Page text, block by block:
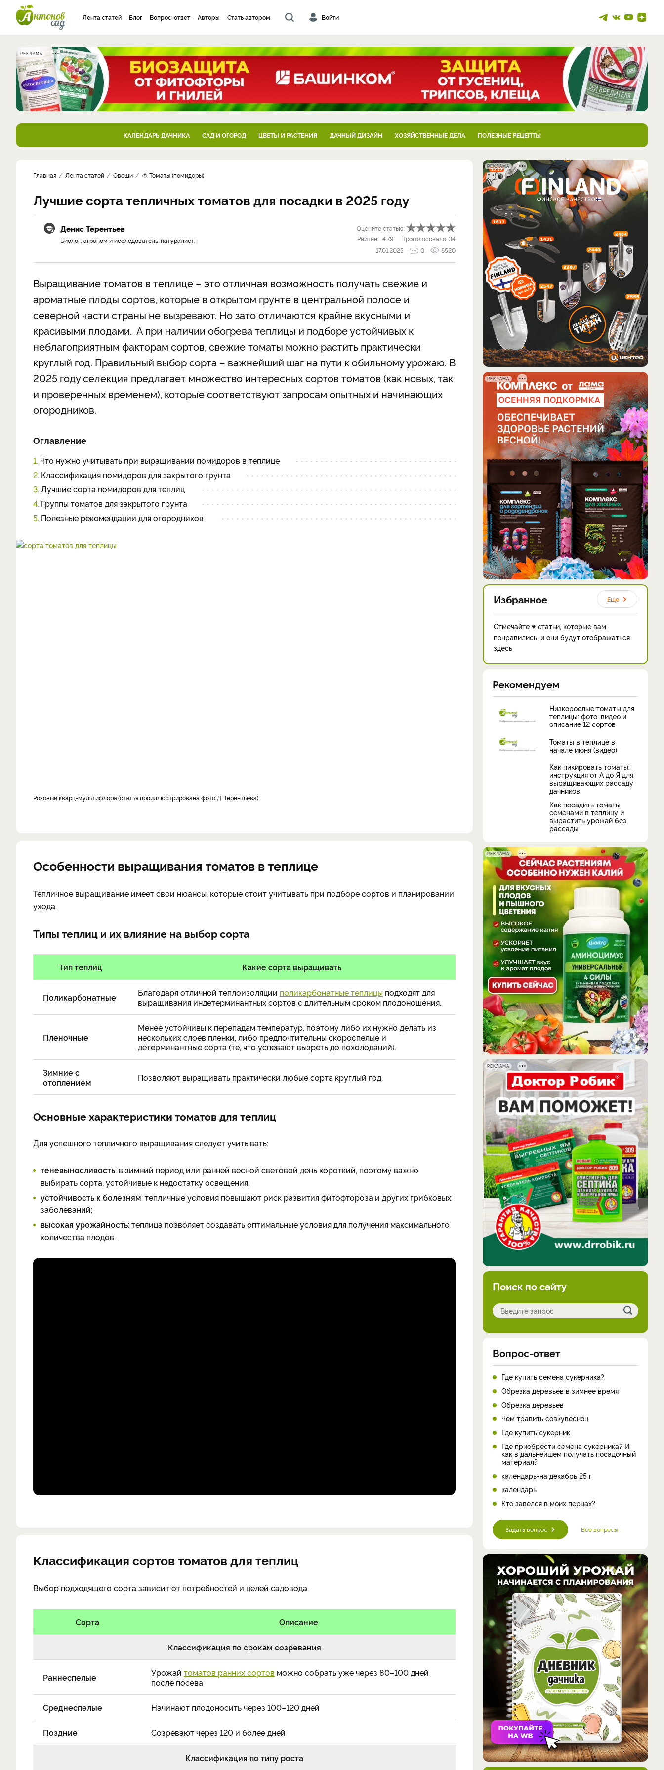
Лента статей Блог Вопрос-ответ Авторы Стать автором Войти
РЕКЛАМА
КАЛЕНДАРЬ ДАЧНИКА САД И ОГОРОД ЦВЕТЫ И РАСТЕНИЯ ДАЧНЫЙ ДИЗАЙН ХОЗЯЙСТВЕННЫЕ ДЕЛА ПОЛЕЗНЫЕ РЕЦЕПТЫ
Главная Лента статей Овощи 🍅 Томаты (помидоры)
Лучшие сорта тепличных томатов для посадки в 2025 году
Денис Терентьев
Биолог, агроном и исследователь-натуралист.
Оцените статью:
Рейтинг:4.79 Проголосовало:34
17.01.2025
0 8520
Выращивание томатов в теплице – это отличная возможность получать свежие и
ароматные плоды сортов, которые в открытом грунте в центральной полосе и
северной части страны не вызревают. Но зато отличаются крайне вкусными и
красивыми плодами. А при наличии обогрева теплицы и подборе устойчивых к
неблагоприятным факторам сортов, свежие томаты можно растить практически
круглый год. Правильный выбор сорта – важнейший шаг на пути к обильному урожаю. В
2025 году селекция предлагает множество интересных сортов томатов (как новых, так
и проверенных временем), которые соответствуют запросам опытных и начинающих
огородников.
Оглавление
1. Что нужно учитывать при выращивании помидоров в теплице
2. Классификация помидоров для закрытого грунта
3. Лучшие сорта помидоров для теплиц
4. Группы томатов для закрытого грунта
5. Полезные рекомендации для огородников
Розовый кварц-мультифлора статья проиллюстрирована фото Д. Терентьева
Особенности выращивания томатов в теплице
Тепличное выращивание имеет свои нюансы, которые стоит учитывать при подборе сортов и планировании
ухода.
Типы теплиц и их влияние на выбор сорта
Тип теплиц Какие сорта выращивать
Поликарбонатные Благодаря отличной теплоизоляции поликарбонатные теплицы подходят для
выращивания индетерминантных сортов с длительным сроком плодоношения.
Пленочные
Менее устойчивы к перепадам температур, поэтому либо их нужно делать из
нескольких слоев пленки, либо предпочтительны скороспелые и
детерминантные сорта (те, что успевают вызреть до похолоданий).
Зимние с
отоплением
Позволяют выращивать практически любые сорта круглый год.
Основные характеристики томатов для теплиц
Для успешного тепличного выращивания следует учитывать:
теневыносливость: в зимний период или ранней весной световой день короткий, поэтому важно
выбирать сорта, устойчивые к недостатку освещения;
устойчивость к болезням: тепличные условия повышают риск развития фитофтороза и других грибковых
заболеваний;
высокая урожайность: теплица позволяет создавать оптимальные условия для получения максимального
количества плодов.
Классификация сортов томатов для теплиц
Выбор подходящего сорта зависит от потребностей и целей садовода.
Сорта Описание
Классификация по срокам созревания
Раннеспелые Урожай томатов ранних сортов можно собрать уже через 80–100 дней
после посева
Среднеспелые Начинают плодоносить через 100–120 дней
Поздние Созревают через 120 и более дней
Классификация по типу роста
РЕКЛАМА
РЕКЛАМА
Избранное Еще
Отмечайте ♥ статьи, которые вам
понравились, и они будут отображаться
здесь
Рекомендуем
Низкорослые томаты для
теплицы: фото, видео и
описание 12 сортов
Томаты в теплице в
начале июня (видео)
Как пикировать томаты:
инструкция от А до Я для
выращивающих рассаду
дачников
Как посадить томаты
семенами в теплицу и
вырастить урожай без
рассады
РЕКЛАМА
РЕКЛАМА
Поиск по сайту
Вопрос-ответ
Где купить семена сукерника?
Обрезка деревьев в зимнее время
Обрезка деревьев
Чем травить совкувесноц
Где купить сукерник
Где приобрести семена сукерника? И
как в дальнейшем получать посадочный
материал?
календарь-на декабрь 25 г
календарь
Кто завелся в моих перцах?
Задать вопрос Все вопросы